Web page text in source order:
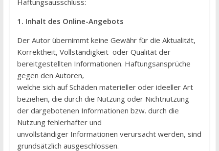
1. Inhalt des Online-Angebots
Der Autor übernimmt keine Gewähr für die Aktualität,
Korrektheit, Vollständigkeit oder Qualität der
bereitgestellten Informationen. Haftungsansprüche
gegen den Autoren,
welche sich auf Schäden materieller oder ideeller Art
beziehen, die durch die Nutzung oder Nichtnutzung
der dargebotenen Informationen bzw. durch die
Nutzung fehlerhafter und
unvollständiger Informationen verursacht werden, sind
grundsätzlich ausgeschlossen.